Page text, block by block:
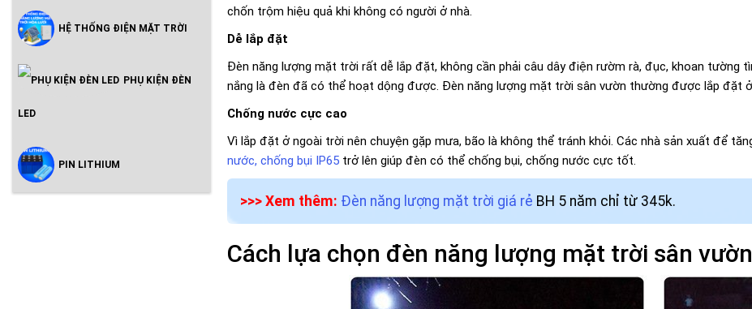
HỆ THỐNG ĐIỆN MẶT TRỜI
Inveter Hòa Lưới Có Lưu Trữ -
PHỤ KIỆN ĐÈN
LED
PIN LITHIUM
chốn trộm hiệu quả khi không có người ở nhà.
Dễ lắp đặt
Đèn năng lượng mặt trời rất dễ lắp đặt, không cần phải câu dây điện rườm rà, đục, khoan tường
nắng là đèn đã có thể hoạt dộng được. Đèn năng lượng mặt trời sân vườn thường được lắp đặt
Chống nước cực cao
Vì lắp đặt ở ngoài trời nên chuyện gặp mưa, bão là không thể tránh khỏi. Các nhà sản xuất để
nước, chống bụi IP65 trở lên giúp đèn có thể chống bụi, chống nước cực tốt.
>>> Xem thêm: Đèn năng lượng mặt trời giá rẻ BH 5 năm chỉ từ 345k.
Cách lựa chọn đèn năng lượng mặt trời sân